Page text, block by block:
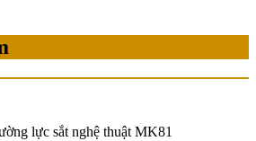
lực sắt nghệ thuật MK81